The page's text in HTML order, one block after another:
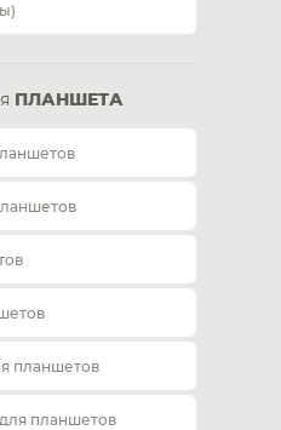
ПЛАНШЕТА
планшетов
планшетов